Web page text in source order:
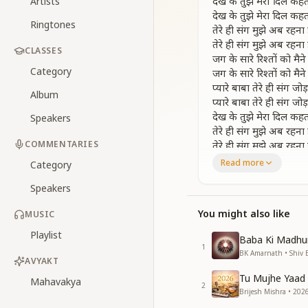
Ringtones
CLASSES
Category
Album
Speakers
COMMENTARIES
Category
Speakers
MUSIC
Playlist
AVYAKT
Mahavakya
देख के तुझे मेरा दिल
तेरे ही संग मुझे अब रहना
तेरे ही संग मुझे अब रहना
जग के सारे रिश्तों को मैने
जग के सारे रिश्तों को मैने
प्यारे बाबा तेरे ही संग
प्यारे बाबा तेरे ही संग
देख के तुझे मेरा दिल
तेरे ही संग मुझे अब रहना
तेरे ही संग मुझे अब रहना
Seeing You, my
Now I wish to live
Now I wish to stay
I have taken all
and lovingly
Yes, I have linked
Seeing You, my
I want to remain
Read more
You might also like
1
Baba Ki
BK Amarnath • Shiv
2
Tu Mujhe
Brijesh Mishra •